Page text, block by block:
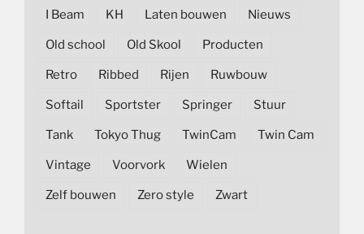
I Beam KH Laten bouwen Nieuws
Old school Old Skool Producten
Retro Ribbed Rijen Ruwbouw
Softail Sportster Springer Stuur
Tank Tokyo Thug TwinCam Twin Cam
Vintage Voorvork Wielen
Zelf bouwen Zero style Zwart